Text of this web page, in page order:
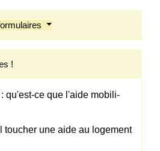
!
qu'est-ce que l'aide mobili-
toucher une aide au logement